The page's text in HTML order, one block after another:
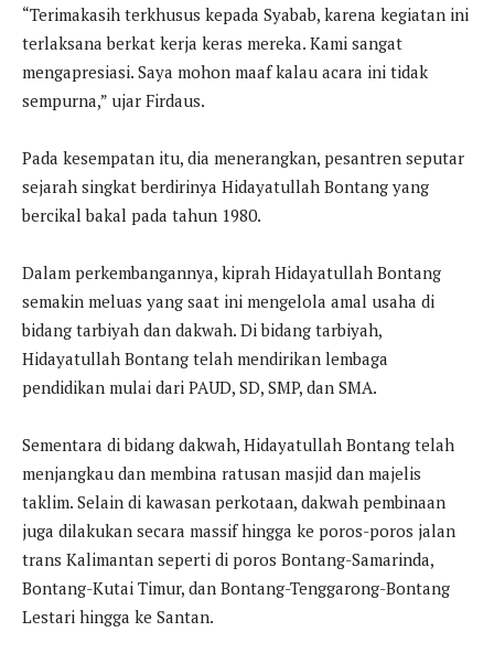
“Terimakasih terkhusus kepada Syabab, karena kegiatan ini
terlaksana berkat kerja keras mereka. Kami sangat
mengapresiasi. Saya mohon maaf kalau acara ini tidak
sempurna,” ujar Firdaus.
Pada kesempatan itu, dia menerangkan, pesantren seputar
sejarah singkat berdirinya Hidayatullah Bontang yang
bercikal bakal pada tahun 1980.
Dalam perkembangannya, kiprah Hidayatullah Bontang
semakin meluas yang saat ini mengelola amal usaha di
bidang tarbiyah dan dakwah. Di bidang tarbiyah,
Hidayatullah Bontang telah mendirikan lembaga
pendidikan mulai dari PAUD, SD, SMP, dan SMA.
Sementara di bidang dakwah, Hidayatullah Bontang telah
menjangkau dan membina ratusan masjid dan majelis
taklim. Selain di kawasan perkotaan, dakwah pembinaan
juga dilakukan secara massif hingga ke poros-poros jalan
trans Kalimantan seperti di poros Bontang-Samarinda,
Bontang-Kutai Timur, dan Bontang-Tenggarong-Bontang
Lestari hingga ke Santan.